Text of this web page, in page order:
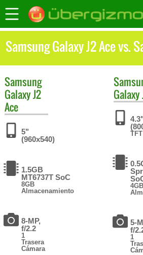
Samsung Galaxy J2 Ace vs.
Samsung
Galaxy J2
Ace
5"
(960x540)
1.5GB
MT6737T SoC
8GB
Almacenamiento
8-MP,
f/2.2
1
Trasera
Cámara
Galaxy
4.3"
4GB
5-
f/
1